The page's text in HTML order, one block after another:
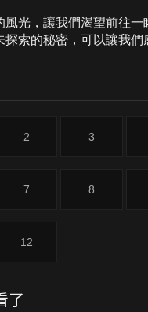
風光，讓我們渴望前往一
探索的秘密，可以讓我們
們尚未熟知的北海道之處
2 3
7 8
12
了